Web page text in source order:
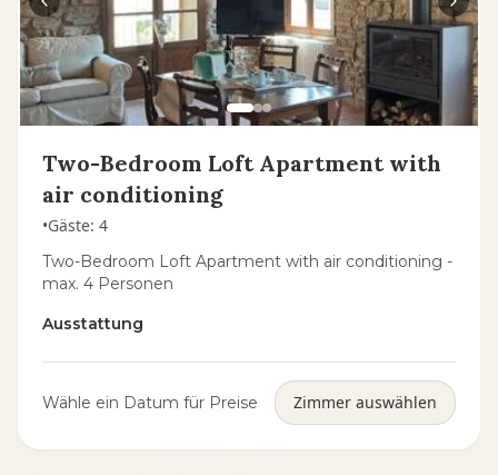
Two-Bedroom Loft Apartment with
air conditioning
•Gäste: 4
Two-Bedroom Loft Apartment with air conditioning -
max. 4 Personen
Ausstattung
Wähle ein Datum für Preise Zimmer auswählen